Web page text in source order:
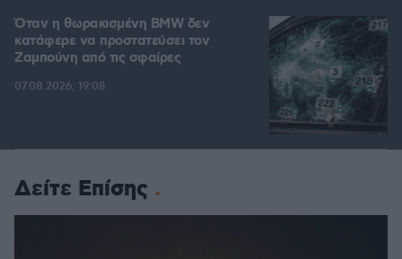
Όταν η θωρακισμένη BMW δεν
κατάφερε να προστατεύσει τον
Ζαμπούνη από τις σφαίρες
07.08.2026, 19:08
Δείτε Επίσης